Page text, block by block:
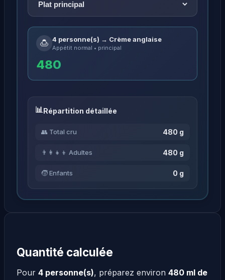
🍮 4 personne(s) → Crème anglaise
Appétit normal • principal
480
Répartition détaillée
👥 Total cru 480 g
👨‍👩‍👧‍👦 Adultes 480 g
🧒 Enfants 0 g
Quantité calculée
Pour 4 personne(s), préparez environ 480 ml de